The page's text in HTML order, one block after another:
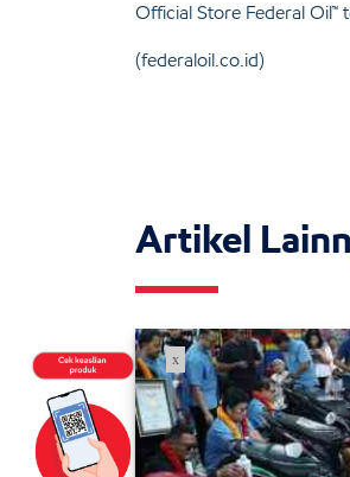
Official Store Federal Oil™
(federaloil.co.id)
Artikel
x